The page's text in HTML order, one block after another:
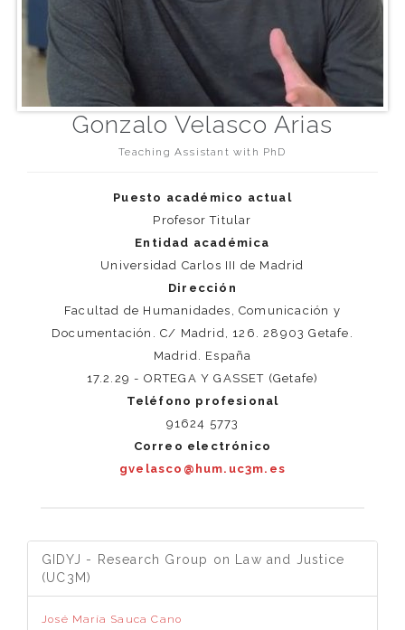
Gonzalo Velasco Arias
Teaching Assistant with PhD
Puesto académico actual
Profesor Titular
Entidad académica
Universidad Carlos III de Madrid
Dirección
Facultad de Humanidades, Comunicación y
Documentación. C/ Madrid, 126. 28903 Getafe.
Madrid. España
17.2.29 - ORTEGA Y GASSET (Getafe)
Teléfono profesional
91624 5773
Correo electrónico
gvelasco@hum.uc3m.es
GIDYJ - Research Group on Law and Justice
(UC3M)
José María Sauca Cano